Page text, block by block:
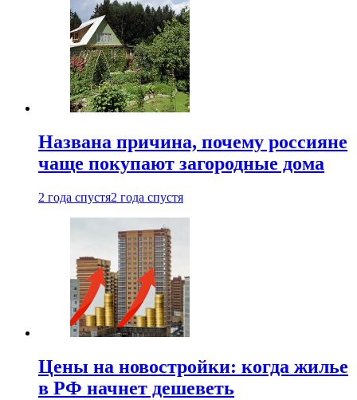
Названа причина, почему россияне
чаще покупают загородные дома
2 года спустя2 года спустя
Цены на новостройки: когда жилье
в РФ начнет дешеветь